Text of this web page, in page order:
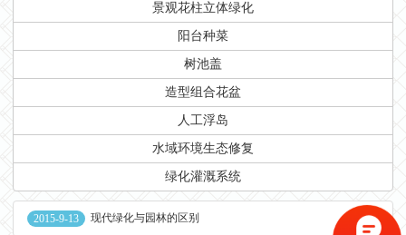
景观花柱立体绿化
阳台种菜
树池盖
造型组合花盆
人工浮岛
水域环境生态修复
绿化灌溉系统
2015-9-13 现代绿化与园林的区别